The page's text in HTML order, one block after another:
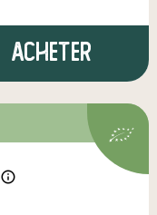
Acheter
info_outline